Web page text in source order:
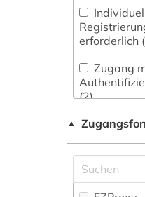
Philologie.
Philologie.
Medien-
bremen
debatte
deutsch
deutsche
Zeitung
Zeitungs-,
(2)
erforderlich
Zugang
(2)
▲